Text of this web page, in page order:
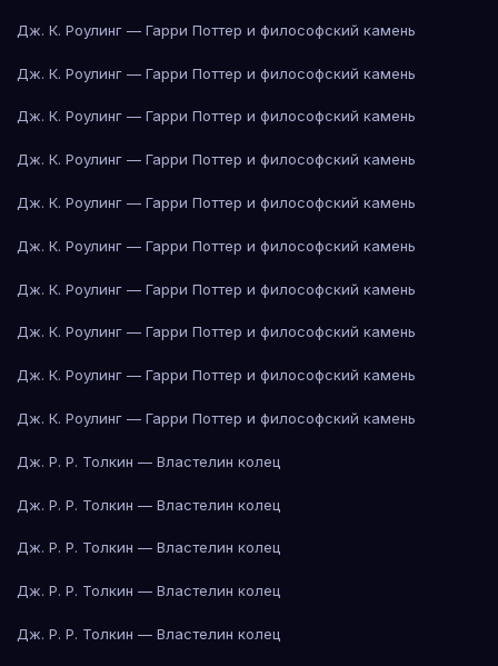
Дж. К. Роулинг — Гарри Поттер и философский камень
Дж. К. Роулинг — Гарри Поттер и философский камень
Дж. К. Роулинг — Гарри Поттер и философский камень
Дж. К. Роулинг — Гарри Поттер и философский камень
Дж. К. Роулинг — Гарри Поттер и философский камень
Дж. К. Роулинг — Гарри Поттер и философский камень
Дж. К. Роулинг — Гарри Поттер и философский камень
Дж. К. Роулинг — Гарри Поттер и философский камень
Дж. К. Роулинг — Гарри Поттер и философский камень
Дж. К. Роулинг — Гарри Поттер и философский камень
Дж. Р. Р. Толкин — Властелин колец
Дж. Р. Р. Толкин — Властелин колец
Дж. Р. Р. Толкин — Властелин колец
Дж. Р. Р. Толкин — Властелин колец
Дж. Р. Р. Толкин — Властелин колец